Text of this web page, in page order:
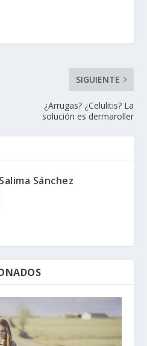
SIGUIENTE
¿Arrugas? ¿Celulitis? La
solución es dermaroller
Salima Sánchez